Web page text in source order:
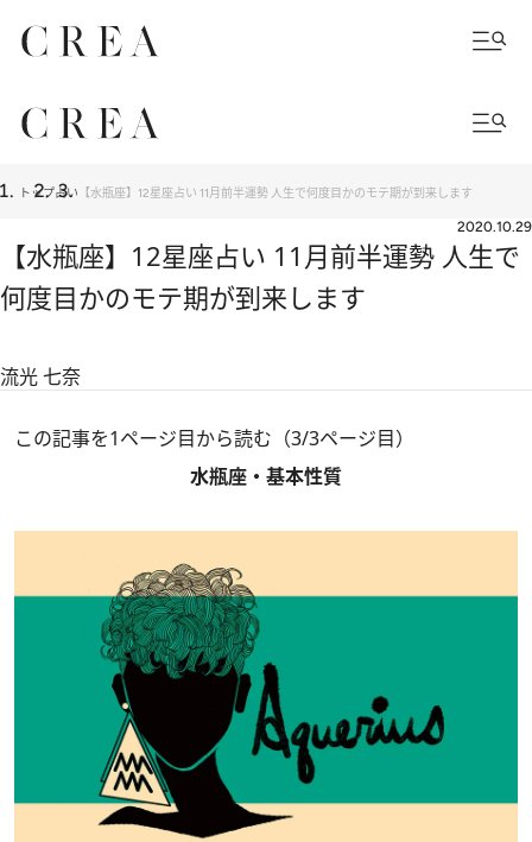
トップ占い 【水瓶座】12星座占い 11月前半運勢 人生で何度目かのモテ期が到来します
2020.10.29
【水瓶座】12星座占い 11月前半運勢 人生で
何度目かのモテ期が到来します
流光 七奈
この記事を1ページ目から読む（3/3ページ目）
水瓶座・基本性質